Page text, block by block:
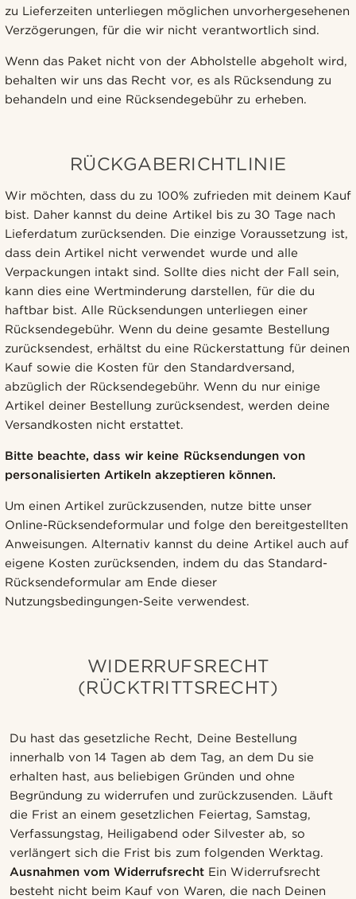
zu Lieferzeiten unterliegen möglichen unvorhergesehenen
Verzögerungen, für die wir nicht verantwortlich sind.
Wenn das Paket nicht von der Abholstelle abgeholt wird,
behalten wir uns das Recht vor, es als Rücksendung zu
behandeln und eine Rücksendegebühr zu erheben.
RÜCKGABERICHTLINIE
Wir möchten, dass du zu 100% zufrieden mit deinem Kauf
bist. Daher kannst du deine Artikel bis zu 30 Tage nach
Lieferdatum zurücksenden. Die einzige Voraussetzung ist,
dass dein Artikel nicht verwendet wurde und alle
Verpackungen intakt sind. Sollte dies nicht der Fall sein,
kann dies eine Wertminderung darstellen, für die du
haftbar bist. Alle Rücksendungen unterliegen einer
Rücksendegebühr. Wenn du deine gesamte Bestellung
zurücksendest, erhältst du eine Rückerstattung für deinen
Kauf sowie die Kosten für den Standardversand,
abzüglich der Rücksendegebühr. Wenn du nur einige
Artikel deiner Bestellung zurücksendest, werden deine
Versandkosten nicht erstattet.
Bitte beachte, dass wir keine Rücksendungen von
personalisierten Artikeln akzeptieren können.
Um einen Artikel zurückzusenden, nutze bitte unser
Online-Rücksendeformular und folge den bereitgestellten
Anweisungen. Alternativ kannst du deine Artikel auch auf
eigene Kosten zurücksenden, indem du das Standard-
Rücksendeformular am Ende dieser
Nutzungsbedingungen-Seite verwendest.
WIDERRUFSRECHT
(RÜCKTRITTSRECHT)
Du hast das gesetzliche Recht, Deine Bestellung
innerhalb von 14 Tagen ab dem Tag, an dem Du sie
erhalten hast, aus beliebigen Gründen und ohne
Begründung zu widerrufen und zurückzusenden. Läuft
die Frist an einem gesetzlichen Feiertag, Samstag,
Verfassungstag, Heiligabend oder Silvester ab, so
verlängert sich die Frist bis zum folgenden Werktag.
Ausnahmen vom Widerrufsrecht Ein Widerrufsrecht
besteht nicht beim Kauf von Waren, die nach Deinen